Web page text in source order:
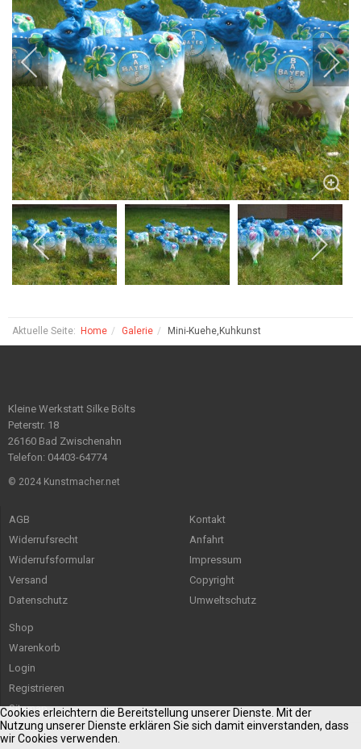
Aktuelle Seite: Home Galerie Mini-Kuehe,Kuhkunst
Kleine Werkstatt Silke Bölts
Peterstr. 18
26160 Bad Zwischenahn
Telefon: 04403-64774
© 2024 Kunstmacher.net
AGB
Widerrufsrecht
Widerrufsformular
Versand
Datenschutz
Kontakt
Anfahrt
Impressum
Copyright
Umweltschutz
Shop
Warenkorb
Login
Registrieren
Sitemap
Cookies erleichtern die Bereitstellung unserer Dienste. Mit der
Nutzung unserer Dienste erklären Sie sich damit einverstanden, dass
wir Cookies verwenden.